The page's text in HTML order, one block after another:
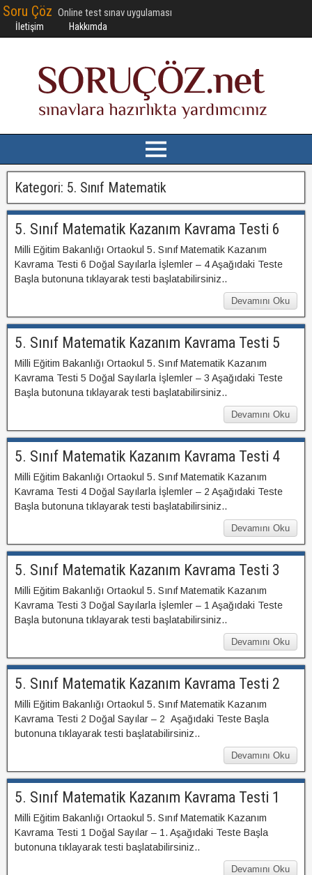
Soru Çöz Online test sınav uygulaması
İletişim Hakkımda
Kategori: 5. Sınıf Matematik
5. Sınıf Matematik Kazanım Kavrama Testi 6
Milli Eğitim Bakanlığı Ortaokul 5. Sınıf Matematik Kazanım
Kavrama Testi 6 Doğal Sayılarla İşlemler – 4 Aşağıdaki Teste
Başla butonuna tıklayarak testi başlatabilirsiniz..
Devamını Oku
5. Sınıf Matematik Kazanım Kavrama Testi 5
Milli Eğitim Bakanlığı Ortaokul 5. Sınıf Matematik Kazanım
Kavrama Testi 5 Doğal Sayılarla İşlemler – 3 Aşağıdaki Teste
Başla butonuna tıklayarak testi başlatabilirsiniz..
Devamını Oku
5. Sınıf Matematik Kazanım Kavrama Testi 4
Milli Eğitim Bakanlığı Ortaokul 5. Sınıf Matematik Kazanım
Kavrama Testi 4 Doğal Sayılarla İşlemler – 2 Aşağıdaki Teste
Başla butonuna tıklayarak testi başlatabilirsiniz..
Devamını Oku
5. Sınıf Matematik Kazanım Kavrama Testi 3
Milli Eğitim Bakanlığı Ortaokul 5. Sınıf Matematik Kazanım
Kavrama Testi 3 Doğal Sayılarla İşlemler – 1 Aşağıdaki Teste
Başla butonuna tıklayarak testi başlatabilirsiniz..
Devamını Oku
5. Sınıf Matematik Kazanım Kavrama Testi 2
Milli Eğitim Bakanlığı Ortaokul 5. Sınıf Matematik Kazanım
Kavrama Testi 2 Doğal Sayılar – 2 Aşağıdaki Teste Başla
butonuna tıklayarak testi başlatabilirsiniz..
Devamını Oku
5. Sınıf Matematik Kazanım Kavrama Testi 1
Milli Eğitim Bakanlığı Ortaokul 5. Sınıf Matematik Kazanım
Kavrama Testi 1 Doğal Sayılar – 1. Aşağıdaki Teste Başla
butonuna tıklayarak testi başlatabilirsiniz..
Devamını Oku